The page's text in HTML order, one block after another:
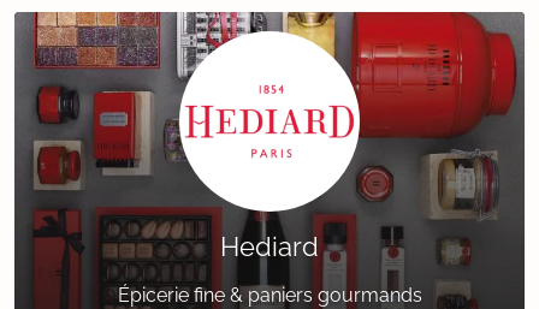
Hediard
Épicerie fine & paniers gourmands